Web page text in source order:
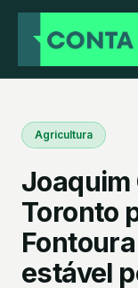
Agricultura
Joaquim
Toronto
estável